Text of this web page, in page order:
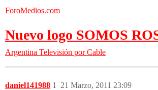
ForoMedios.com
Nuevo logo SOMOS
Argentina Televisión por Cable
daniel141988 21 Marzo, 2011 23:09
1